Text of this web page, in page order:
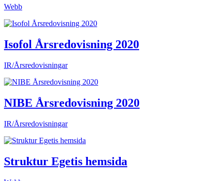
Webb
Isofol Årsredovisning 2020
IR/Årsredovisningar
NIBE Årsredovisning 2020
IR/Årsredovisningar
Struktur Egetis hemsida